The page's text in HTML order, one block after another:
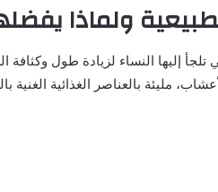
ولماذا
تلجأ إليها النساء لزيادة طول
مليئة بالعناصر الغذائية الغنية